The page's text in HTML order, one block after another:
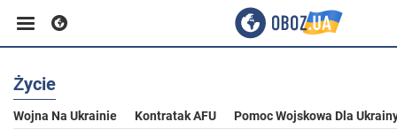
Biznes
Życie
Wojna Na Ukrainie Kontratak AFU Pomoc Wojskowa Dla